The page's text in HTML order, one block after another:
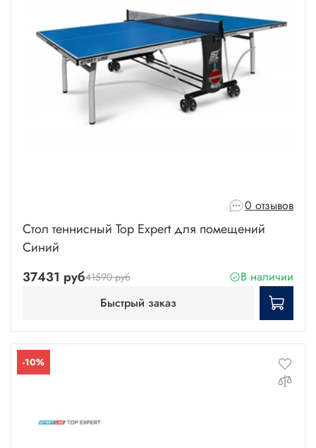
0 отзывов
Стол теннисный Top Expert для помещений
Синий
37431 руб41590 руб
В наличии
Быстрый заказ
-10%